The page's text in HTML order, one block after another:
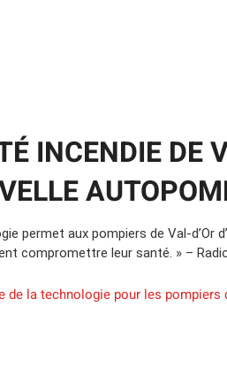
INCENDIE DE
permet aux pompiers de Val-d’Or
compromettre leur santé. » –
de la technologie pour les pompiers